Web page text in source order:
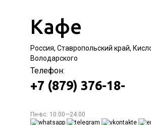
Кафе
Россия, Ставропольский край,
Володарского
Телефон:
+7 (879) 376-18-
Пн-вс: 10:00—24:00